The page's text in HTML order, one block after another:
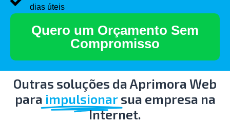
dias úteis
Quero um Orçamento Sem
Compromisso
Outras soluções da Aprimora Web
para impulsionar sua empresa na
Internet.